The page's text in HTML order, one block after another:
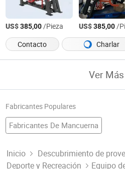
US$385,00/Pieza US$385,00/
Contacto
Charlar
Ver Más
Fabricantes Populares
Fabricantes De Mancuerna
Fábrica De Máquina De Alambre
Gimnasio De China Producto
Inicio Descubrimiento de
Deporte y Recreación
Equipo